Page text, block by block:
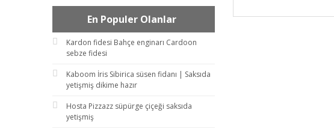
En Populer Olanlar
Kardon fidesi Bahçe enginarı Cardoon
sebze fidesi
Kaboom İris Sibirica süsen fidanı | Saksıda
yetişmiş dikime hazır
Hosta Pizzazz süpürge çiçeği saksıda
yetişmiş